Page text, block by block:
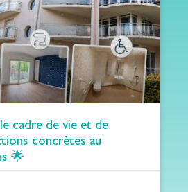
cadre de vie et de
concrètes au
🌟